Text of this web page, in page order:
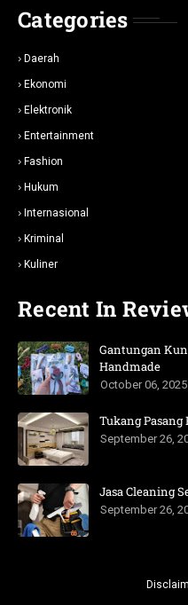
Categories
Daerah
Ekonomi
Elektronik
Entertainment
Fashion
Hukum
Internasional
Kriminal
Kuliner
Recent In
Gantungan
Handmade
October 06, 2025
Tukang Pasang
September 26,
Jasa Cleaning
September 26,